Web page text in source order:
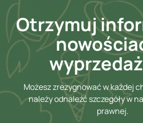
Otrzymuj
Możesz zrezygnować w każdej
należy odnaleźć szczegóły w
prawnej.